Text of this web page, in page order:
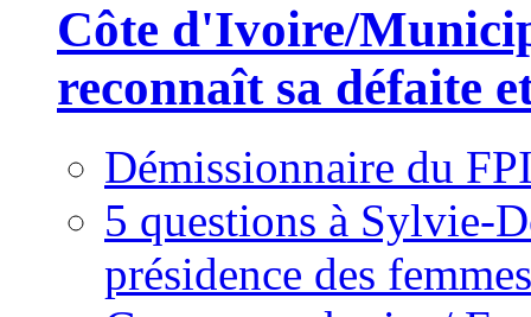
Côte d'Ivoire/
reconnaît sa défaite
Démissionnaire du
5 questions à Sylvie-
présidence des